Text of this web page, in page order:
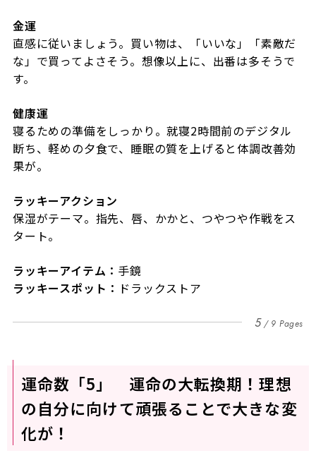
金運
直感に従いましょう。買い物は、「いいな」「素敵だ
な」で買ってよさそう。想像以上に、出番は多そうで
す。
健康運
寝るための準備をしっかり。就寝2時間前のデジタル
断ち、軽めの夕食で、睡眠の質を上げると体調改善効
果が。
ラッキーアクション
保湿がテーマ。指先、唇、かかと、つやつや作戦をス
タート。
ラッキーアイテム： 手鏡
ラッキースポット： ドラックストア
5 9 Pages
運命数「5」 運命の大転換期！理想
の自分に向けて頑張ることで大きな変
化が！